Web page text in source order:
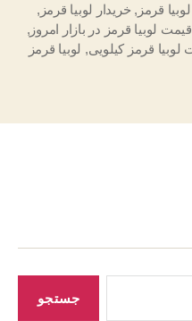
قرمز , خریدار لوبیا قرمز ,
قیمت لوبیا قرمز در بازار امروز ,
لوبیا قرمز کیلویی, لوبیا قرمز